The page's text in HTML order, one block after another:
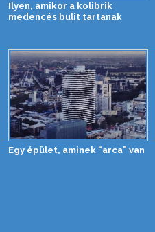
Ilyen, amikor a kolibrik
medencés bulit tartanak
Egy épület, aminek “arca” van